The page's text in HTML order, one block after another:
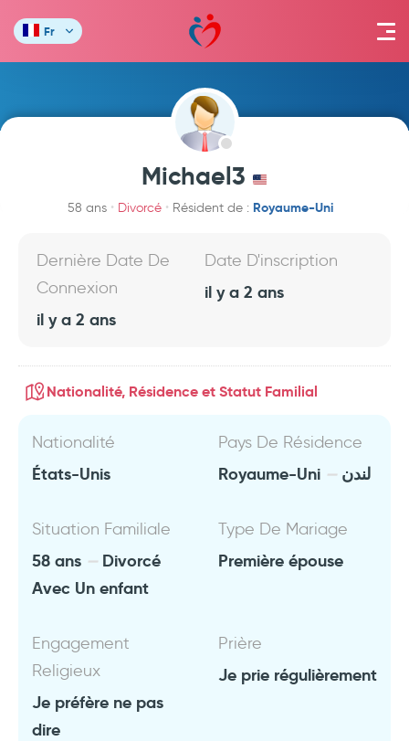
Fr
Michael3
58 ans Divorcé Résident de : Royaume-Uni
Dernière Date De
Connexion
il y a 2 ans
Date D'inscription
il y a 2 ans
Nationalité, Résidence et Statut Familial
Nationalité
États-Unis
Pays De Résidence
Royaume-Uni لندن
Situation Familiale
58 ans
Divorcé
Avec Un enfant
Type De Mariage
Première épouse
Engagement
Religieux
Je préfère ne pas
dire
Prière
Je prie régulièrement